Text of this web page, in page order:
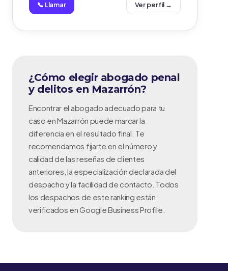
📞 Llamar Ver perfil →
¿Cómo elegir abogado penal
y delitos en Mazarrón?
Encontrar el abogado adecuado para tu
caso en Mazarrón puede marcar la
diferencia en el resultado final. Te
recomendamos fijarte en el número y
calidad de las reseñas de clientes
anteriores, la especialización declarada del
despacho y la facilidad de contacto. Todos
los despachos de este ranking están
verificados en Google Business Profile.